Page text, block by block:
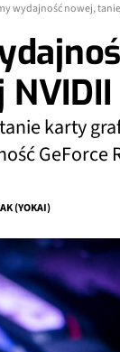
wydajność nowej,
karty
GeForce
(YOKAI)